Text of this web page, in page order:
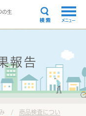
の生
メニュー
報告
み /
商品検査につい